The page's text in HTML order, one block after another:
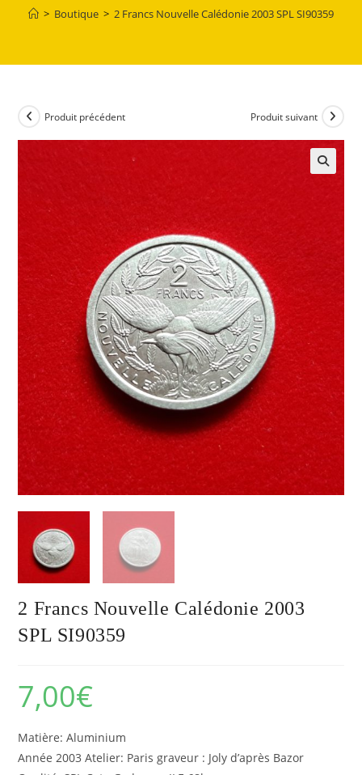
> Boutique > 2 Francs Nouvelle Calédonie 2003 SPL SI90359
Produit précédent Produit suivant
2 Francs Nouvelle Calédonie 2003
SPL SI90359
7,00€
Matière: Aluminium
Année 2003 Atelier: Paris graveur : Joly d’après Bazor